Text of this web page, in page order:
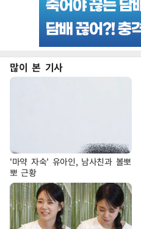
많이 본 기사
'마약 자숙' 유아인, 남사친과 볼뽀
뽀 근황